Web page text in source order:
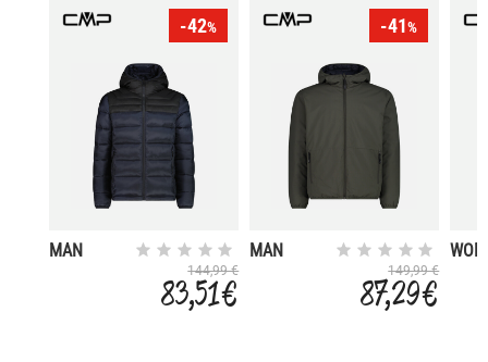
-42%
MAN
144,99 €
83,51 €
-41%
MAN
149,99 €
87,29 €